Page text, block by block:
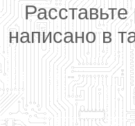
написано в